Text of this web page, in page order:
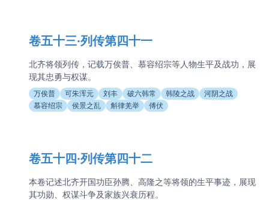
卷五十三·列传第四十一
北齐将领列传，记载万俟普、慕容绍宗等人物生平及战功，展
现其忠勇与权谋。
万俟普 可朱浑元 刘丰 破六韩常 韩陵之战
河阴之战
慕容绍宗
侯景之乱 斛律羌举 傅伏
卷五十四·列传第四十二
本卷记述北齐开国功臣孙腾、高隆之等将领的生平事迹，展现
其功勋、权谋斗争及家族兴衰历程。